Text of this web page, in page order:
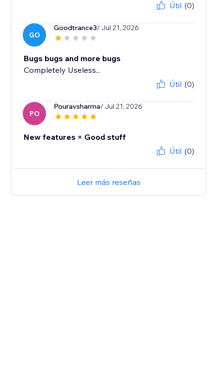
Útil (0)
GO
Goodtrance3/ Jul 21, 2026
Bugs bugs and more bugs
Completely Useless...
Útil (0)
PO
Pouravsharma/ Jul 21, 2026
New features = Good stuff
Útil (0)
Leer más reseñas